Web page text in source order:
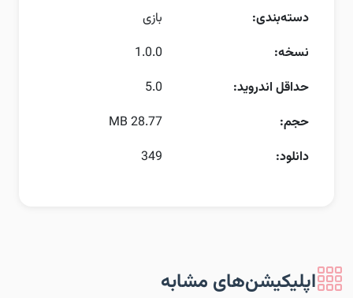
دسته‌بندی:
بازی
نسخه:
1.0.0
حداقل اندروید:
5.0
حجم:
28.77 MB
دانلود:
349
اپلیکیشن‌های مشابه